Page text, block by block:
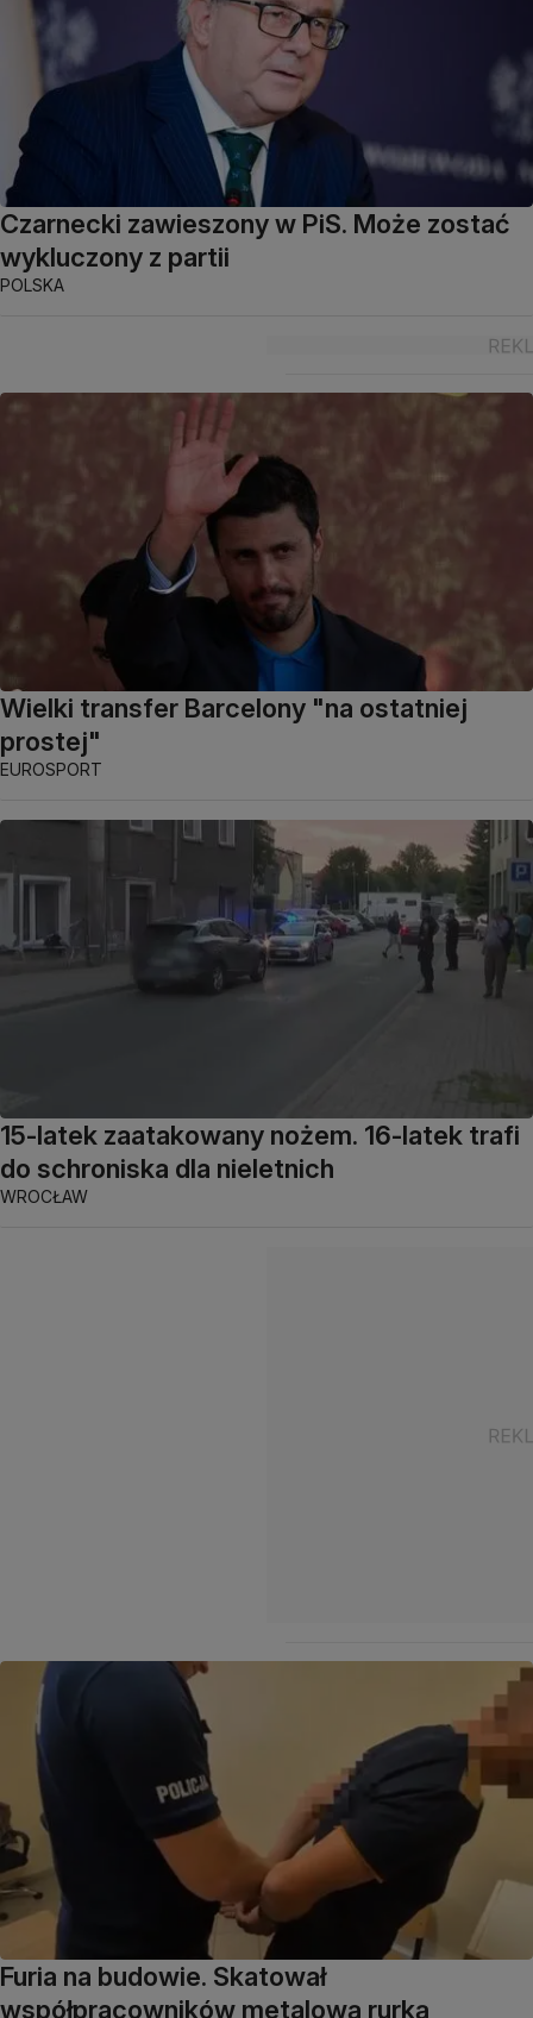
Czarnecki zawieszony w PiS. Może zostać
wykluczony z partii
POLSKA
Wielki transfer Barcelony "na ostatniej
prostej"
EUROSPORT
15-latek zaatakowany nożem. 16-latek trafi
do schroniska dla nieletnich
WROCŁAW
Furia na budowie. Skatował
współpracowników metalową rurką